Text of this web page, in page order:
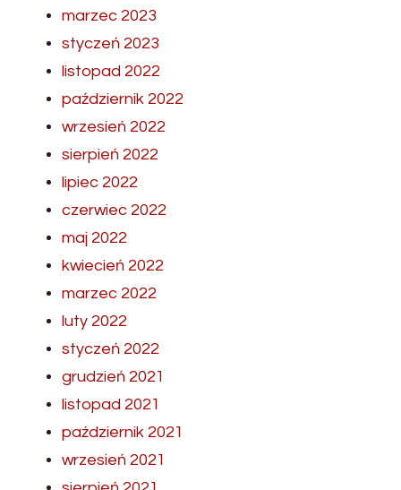
marzec 2023
styczeń 2023
listopad 2022
październik 2022
wrzesień 2022
sierpień 2022
lipiec 2022
czerwiec 2022
maj 2022
kwiecień 2022
marzec 2022
luty 2022
styczeń 2022
grudzień 2021
listopad 2021
październik 2021
wrzesień 2021